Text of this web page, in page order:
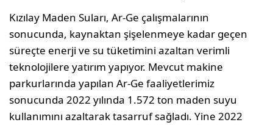
Kızılay Maden Suları, Ar-Ge çalışmalarının
sonucunda, kaynaktan şişelenmeye kadar geçen
süreçte enerji ve su tüketimini azaltan verimli
teknolojilere yatırım yapıyor. Mevcut makine
parkurlarında yapılan Ar-Ge faaliyetlerimiz
sonucunda 2022 yılında 1.572 ton maden suyu
kullanımını azaltarak tasarruf sağladı. Yine 2022